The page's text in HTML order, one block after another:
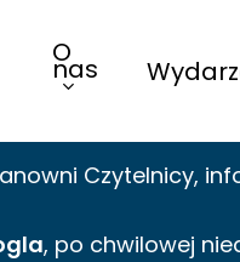
O
nas
Czytelnicy,
, po chwilowej